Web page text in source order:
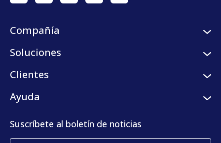
Compañía
Sobre nosotros
Centro de prensa
Soluciones
Servicios logísticos
KLog Fulfillment
Clientes
Clientes
Ayuda
Suscríbete al boletín de noticias